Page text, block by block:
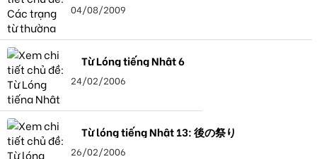
04/08/2009
Từ Lóng tiếng Nhật 6
24/02/2006
Từ lóng tiếng Nhật 13: 後の祭り
26/02/2006